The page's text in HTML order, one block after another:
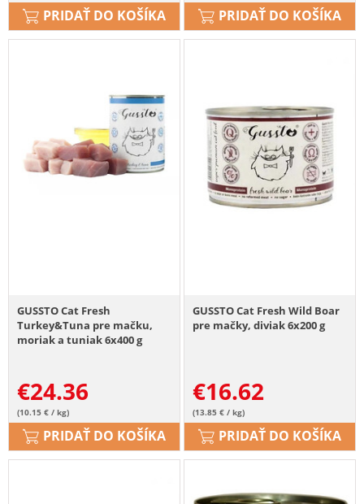
PRIDAŤ DO KOŠÍKA PRIDAŤ DO KOŠÍKA
GUSSTO Cat Fresh
Turkey&Tuna pre mačku,
moriak a tuniak 6x400 g
€24.36
(10.15 € / kg)
PRIDAŤ DO KOŠÍKA
GUSSTO Cat Fresh Wild Boar
pre mačky, diviak 6x200 g
€16.62
(13.85 € / kg)
PRIDAŤ DO KOŠÍKA